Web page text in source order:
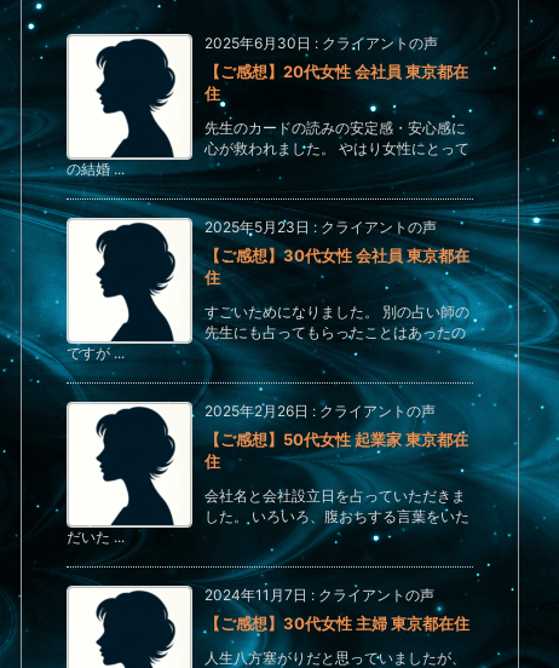
2025年6月30日 : クライアントの声
【ご感想】20代女性 会社員 東京都在
住
先生のカードの読みの安定感・安心感に
心が救われました。 やはり女性にとって
の結婚 ...
2025年5月23日 : クライアントの声
【ご感想】30代女性 会社員 東京都在
住
すごいためになりました。 別の占い師の
先生にも占ってもらったことはあったの
ですが ...
2025年2月26日 : クライアントの声
【ご感想】50代女性 起業家 東京都在
住
会社名と会社設立日を占っていただきま
した。 いろいろ、腹おちする言葉をいた
だいた ...
2024年11月7日 : クライアントの声
【ご感想】30代女性 主婦 東京都在住
人生八方塞がりだと思っていましたが、